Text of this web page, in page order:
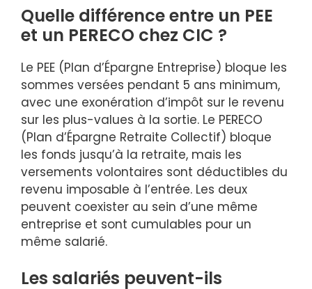
Quelle différence entre un PEE
et un PERECO chez CIC ?
Le PEE (Plan d’Épargne Entreprise) bloque les
sommes versées pendant 5 ans minimum,
avec une exonération d’impôt sur le revenu
sur les plus-values à la sortie. Le PERECO
(Plan d’Épargne Retraite Collectif) bloque
les fonds jusqu’à la retraite, mais les
versements volontaires sont déductibles du
revenu imposable à l’entrée. Les deux
peuvent coexister au sein d’une même
entreprise et sont cumulables pour un
même salarié.
Les salariés peuvent-ils